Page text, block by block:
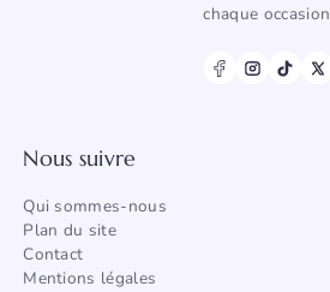
chaque
Nous suivre
Qui sommes-nous
Plan du site
Contact
Mentions légales